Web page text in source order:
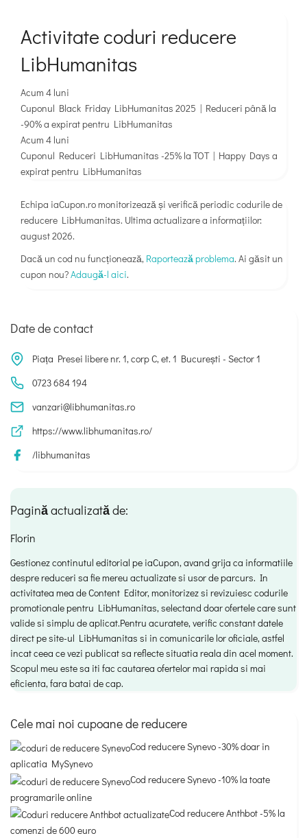
Activitate coduri reducere
LibHumanitas
Acum 4 luni
Cuponul Black Friday LibHumanitas 2025 | Reduceri până la
-90%a expirat pentru LibHumanitas
Acum 4 luni
Cuponul Reduceri LibHumanitas -25% la TOT | Happy Days a
expirat pentru LibHumanitas
Echipa iaCupon.ro monitorizează și verifică periodic codurile de
reducere LibHumanitas. Ultima actualizare a informațiilor:
august 2026.
Dacă un cod nu funcționează, Raportează problema. Ai găsit un
cupon nou?Adaugă-l aici.
Date de contact
Piața Presei libere nr. 1, corp C, et. 1 București - Sector 1
0723 684 194
vanzari@libhumanitas.ro
https://www.libhumanitas.ro/
/libhumanitas
Pagină actualizată de:
Florin
Gestionez continutul editorial pe iaCupon, avand grija ca informatiile
despre reduceri sa fie mereu actualizate si usor de parcurs. In
activitatea mea de Content Editor, monitorizez si revizuiesc codurile
promotionale pentru LibHumanitas, selectand doar ofertele care sunt
valide si simplu de aplicat.Pentru acuratete, verific constant datele
direct pe site-ul LibHumanitas si in comunicarile lor oficiale, astfel
incat ceea ce vezi publicat sa reflecte situatia reala din acel moment.
Scopul meu este sa iti fac cautarea ofertelor mai rapida si mai
eficienta, fara batai de cap.
Cele mai noi cupoane de reducere
Cod reducere Synevo -30% doar in
aplicatia MySynevo
Cod reducere Synevo -10% la toate
programarile online
Cod reducere Anthbot -5% la
comenzi de 600 euro